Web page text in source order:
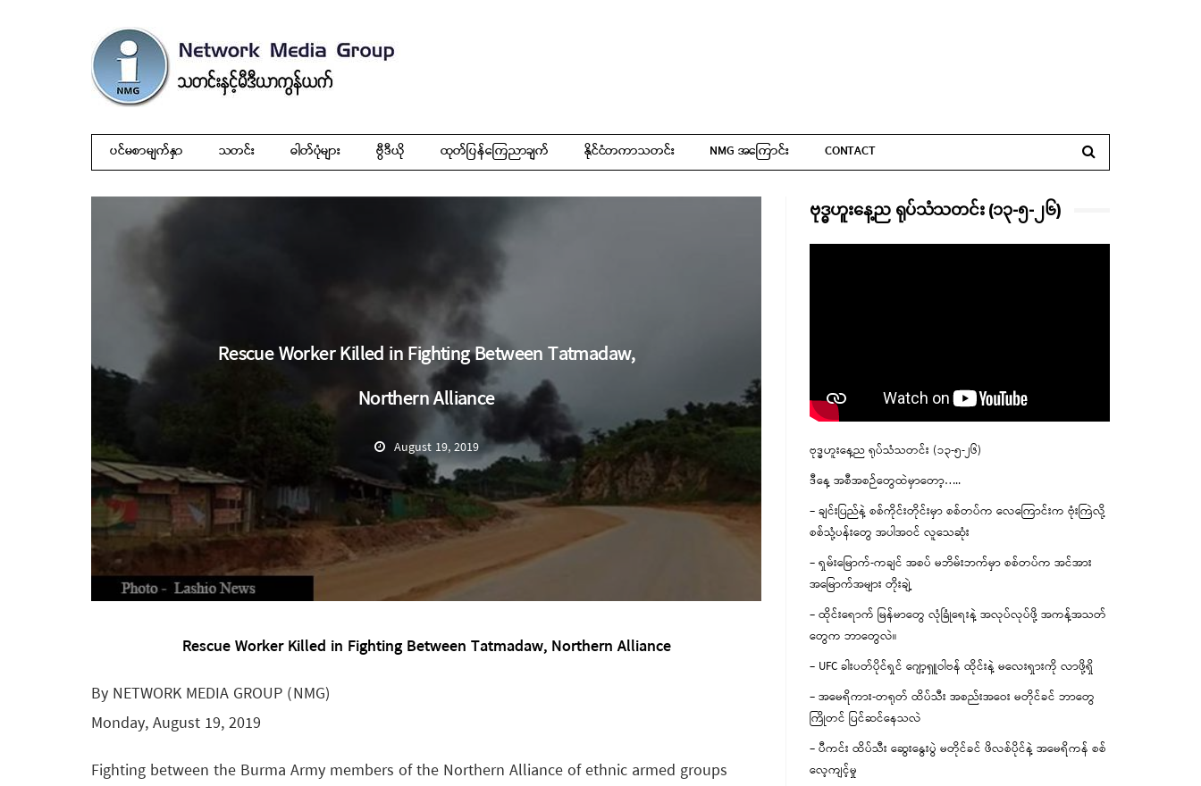
ပင်မစာမျက်နှာ သတင်း ဓါတ်ပုံများ ဗွီဒီယို ထုတ်ပြန်ကြေညာချက် နိုင်ငံတကာသတင်း NMG အကြောင်း CONTACT
Rescue Worker Killed in Fighting Between Tatmadaw,
Northern Alliance
August 19, 2019
Rescue Worker Killed in Fighting Between Tatmadaw, Northern Alliance
By NETWORK MEDIA GROUP (NMG)
Monday, August 19, 2019
Fighting between the Burma Army members of the Northern Alliance of ethnic armed groups
ဗုဒ္ဓဟူးနေ့ည ရုပ်သံသတင်း (၁၃-၅-၂၆)
ဗုဒ္ဓဟူးနေ့ည ရုပ်သံသတင်း (၁၃-၅-၂၆)
ဒီနေ့ အစီအစဉ်တွေထဲမှာတော့…..
– ချင်းပြည်နဲ့ စစ်ကိုင်းတိုင်းမှာ စစ်တပ်က လေကြောင်းက ဗုံးကြဲလို့
စစ်သုံ့ပန်းတွေ အပါအဝင် လူသေဆုံး
– ရှမ်းမြောက်-ကချင် အစပ် မဘိမ်းဘက်မှာ စစ်တပ်က အင်အား
အမြောက်အများ တိုးချဲ့
– ထိုင်းရောက် မြန်မာတွေ လုံခြုံရေးနဲ့ အလုပ်လုပ်ဖို့ အကန့်အသတ်
တွေက ဘာတွေလဲ။
– UFC ခါးပတ်ပိုင်ရှင် ဂျော့ရှူဝါဗန် ထိုင်းနဲ့ မလေးရှားကို လာဖို့ရှိ
– အမေရိကား-တရုတ် ထိပ်သီး အစည်းအဝေး မတိုင်ခင် ဘာတွေ
ကြိုတင် ပြင်ဆင်နေသလဲ
– ပီကင်း ထိပ်သီး ဆွေးနွေးပွဲ မတိုင်ခင် ဖိလစ်ပိုင်နဲ့ အမေရိကန် စစ်
လေ့ကျင့်မှု